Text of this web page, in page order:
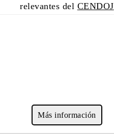
relevantes del CENDOJ
Más información